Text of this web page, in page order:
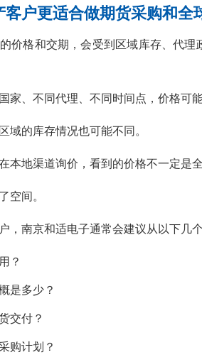
客户更适合做期货采购和全
价格和交期，会受到区域库存、代理
家、不同代理、不同时间点，价格可
域的库存情况也可能不同。
本地渠道询价，看到的价格不一定是
空间。
，南京和适电子通常会建议从以下几
？
是多少？
交付？
购计划？